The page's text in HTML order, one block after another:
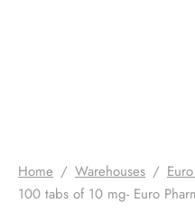
Home / Warehouses /
100 tabs of 10 mg- Euro